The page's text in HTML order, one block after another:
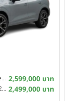
Q3 Sportback S line Tech Plus ปี 2026 2,599,000 บาท
Q3 S line Tech Plus ปี 2026 2,499,000 บาท